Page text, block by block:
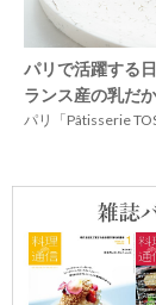
パリで活躍する
ランス産の乳だ
パリ「Pâtisserie